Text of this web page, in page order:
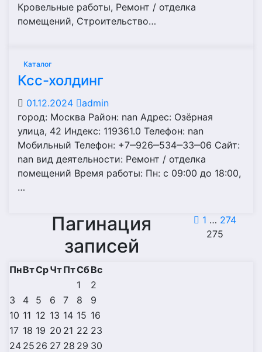
Кровельные работы, Ремонт / отделка
помещений, Строительство…
Каталог
Ксс-холдинг
01.12.2024
admin
город: Москва Район: nan Адрес: Озёрная
улица, 42 Индекс: 119361.0 Телефон: nan
Мобильный Телефон: +7‒926‒534‒33‒06 Сайт:
nan вид деятельности: Ремонт / отделка
помещений Время работы: Пн: с 09:00 до 18:00,
…
Пагинация
записей
1 … 274
275
ПнВтСрЧтПтСбВс
1
2
3
4 5 6 7 8
9
10 11 12 13 14 15 16
17 18 19 20 21 22 23
24 25 26 27 28 29 30